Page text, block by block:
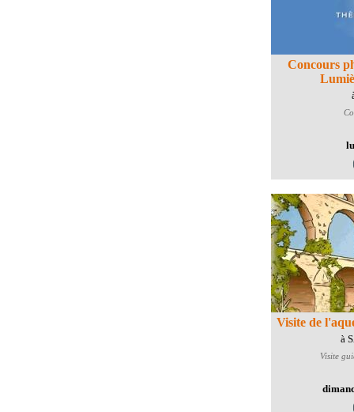
Concours
Visite de
à
Visite